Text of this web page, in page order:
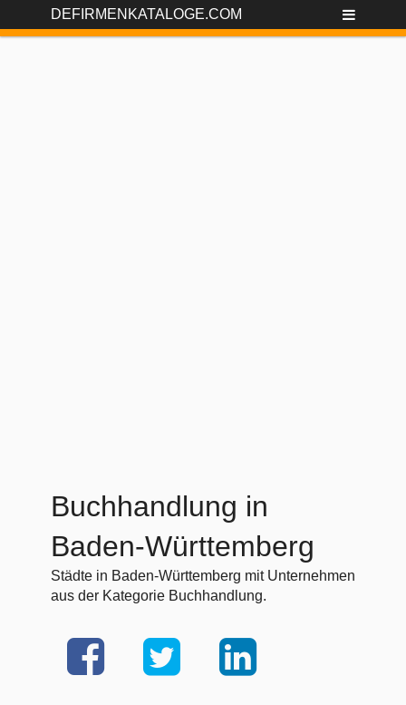
DEFIRMENKATALOGE.COM
Buchhandlung in
Baden-Württemberg
Städte in Baden-Württemberg mit Unternehmen
aus der Kategorie Buchhandlung.